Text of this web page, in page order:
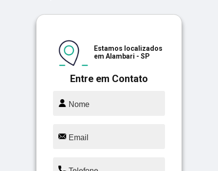
Entre em Contato
Estamos localizados
em Alambari - SP